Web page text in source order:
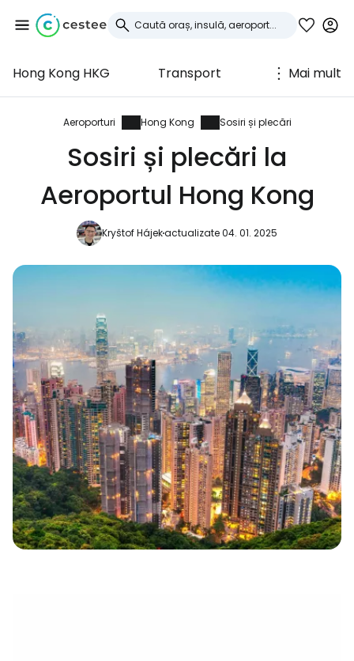
Hong Kong HKG Transport Mai mult
Aeroporturi Hong Kong Sosiri și plecări
Sosiri și plecări la
Aeroportul Hong Kong
Kryštof Hájekactualizate 04. 01. 2025
Conectați-vă la
Cestee
... comunitatea mondială a călătorilor
Continuați cu Google
Continuați cu Facebook
Continuați cu e-mailul